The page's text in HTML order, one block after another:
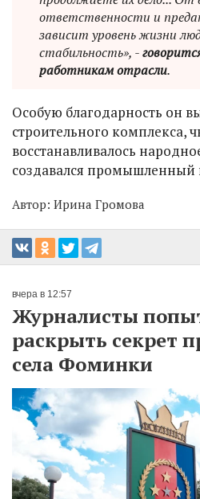
ответственности и
зависит уровень жизни
стабильность», -
работникам отрасли.
Особую благодарность он
строительного комплекса,
восстанавливалось
создавался промышленный
Автор: Ирина Громова
вчера в 12:57
Журналисты
раскрыть секрет
села Фоминки